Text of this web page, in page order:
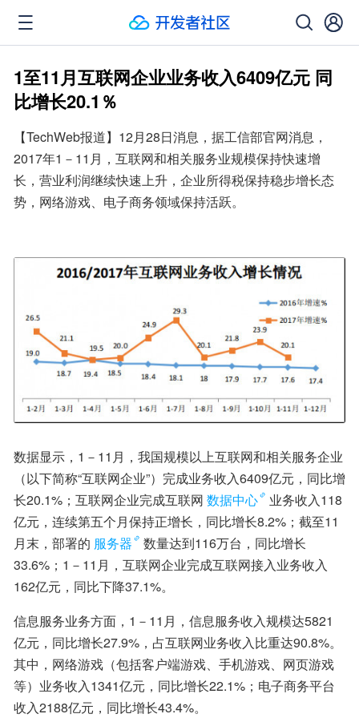
1至11月互联网企业业务收入6409亿元 同
比增长20.1％
【TechWeb报道】12月28日消息，据工信部官网消息，
2017年1－11月，互联网和相关服务业规模保持快速增
长，营业利润继续快速上升，企业所得税保持稳步增长态
势，网络游戏、电子商务领域保持活跃。
数据显示，1－11月，我国规模以上互联网和相关服务企业
（以下简称“互联网企业”）完成业务收入6409亿元，同比增
长20.1%；互联网企业完成互联网 数据中心
业务收入118
亿元，连续第五个月保持正增长，同比增长8.2%；截至11
月末，部署的 服务器
数量达到116万台，同比增长
33.6%；1－11月，互联网企业完成互联网接入业务收入
162亿元，同比下降37.1%。
信息服务业务方面，1－11月，信息服务收入规模达5821
亿元，同比增长27.9%，占互联网业务收入比重达90.8%。
其中，网络游戏（包括客户端游戏、手机游戏、网页游戏
等）业务收入1341亿元，同比增长22.1%；电子商务平台
收入2188亿元，同比增长43.4%。